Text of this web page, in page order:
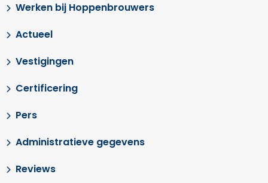
Werken bij Hoppenbrouwers
Actueel
Vestigingen
Certificering
Pers
Administratieve gegevens
Reviews